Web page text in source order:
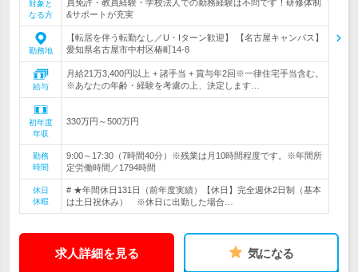
対象と
なる方
員免許・教員経験・学校法人での勤務経験は不問です！研修体制
&サポートが充実
勤務地
【転居を伴う転勤なし／U・Iターン歓迎】 【名古屋キャンパス】
愛知県名古屋市中村区椿町14-8
給与
月給21万3,400円以上 + 諸手当 + 賞与年2回※一律住宅手当含む。
※あなたの年齢・経験を考慮の上、決定します…
初年度
年収
330万円～500万円
勤務
時間
9:00～17:30（7時間40分）※残業は月10時間程度です。※年間所
定労働時間／1794時間
休日
休暇
# ★年間休日131日（前年度実績）【休日】完全週休2日制（基本
は土日祝休み） ※休日に出勤した場合…
求人詳細を見る 気になる